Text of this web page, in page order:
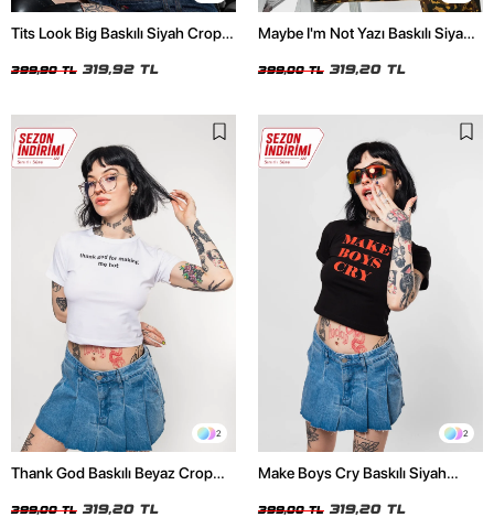
Tits Look Big Baskılı Siyah Crop
399,90 TL 319,92 TL
Maybe I'm Not Yazı Baskılı Siyah
399,00 TL 319,20 TL
2
Thank God Baskılı Beyaz Crop
399,00 TL 319,20 TL
2
Make Boys Cry Baskılı Siyah
399,00 TL 319,20 TL